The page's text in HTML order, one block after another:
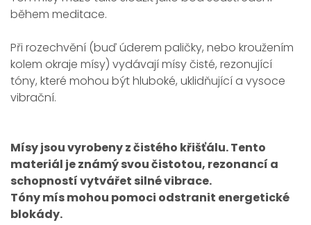
během meditace.
Při rozechvění (buď úderem paličky, nebo kroužením
kolem okraje mísy) vydávají mísy čisté, rezonující
tóny, které mohou být hluboké, uklidňující a vysoce
vibrační.
Mísy jsou vyrobeny z čistého křišťálu. Tento
materiál je známý svou čistotou, rezonancí a
schopností vytvářet silné vibrace.
Tóny mís mohou pomoci odstranit energetické
blokády.